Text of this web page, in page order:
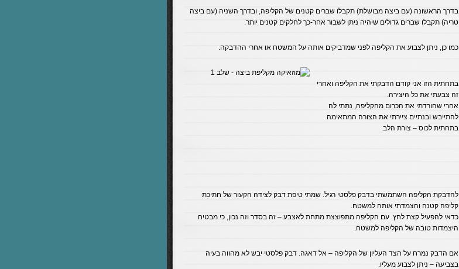
בדרך הראשונה (עם ביצה מבושלת) תקבלו שברים קטנים של הקליפה, ובדרך השניה (עם ביצה
טריה) תקבלו שברים גדולים שיהיה ניתן לשבור אחר-כך לחלקים קטנים יותר.
כמו כן, ניתן לצבוע את הקליפה לפני שמדביקים אותה על המשטח או אחרי ההדבקה.
בתחתית הזו אני קודם הדבקתי את הקליפה ואחרי
זה צבעתי את כל היצירה.
אחרי שהורדתי את הכרום מהקליפה, נתתי לה
להתייבש ובנתיים ציירתי את הצורה המתאימה
בתחתית לכוס – צורת הלב.
להדבקת הקליפה השתמשתי בדבק פלסטי רגיל. שמתי טיפת דבק לצידה הקעור של חתיכת
קליפה קטנה והצמדתי אותה למשטח.
כדאי להפעיל קצת לחץ. עם הקליפה מתפוצצת מתחת לאצבע – זה בסדר וזה נכון, כי מבטיח
היצמדות טובה של הקליפה למשטח.
אם הדבק נמרח על הצד העליון של הקליפה – אל דאגה. דבק פלסטי יבש לא מהווה בעיה
בצביעה – ניתן לצבוע מעליו.